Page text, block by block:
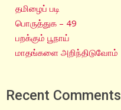
தமிழைப் படி
பொருத்துக – 49
பறக்கும் பூநாய்
மாதங்களை அறிந்திடுவோம்
Recent Comments